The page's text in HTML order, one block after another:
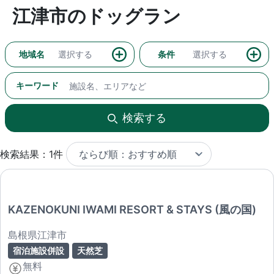
江津市のドッグラン
地域名 選択する 条件 選択する
キーワード
検索する
検索結果：1件
KAZENOKUNI IWAMI RESORT & STAYS (風の国)
島根県江津市
宿泊施設併設 天然芝
無料